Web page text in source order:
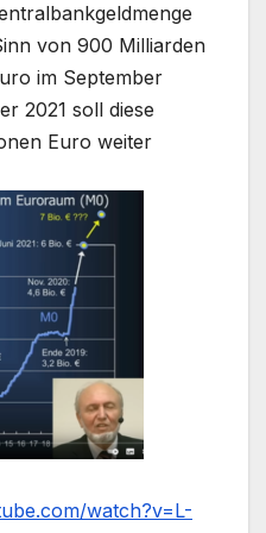
von 900 Milliarden
im September
2021 soll diese
Euro weiter
watch?v=L-